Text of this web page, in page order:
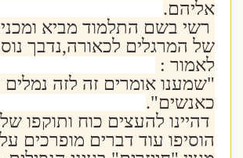
אליהם.
רשי בשם התלמוד מביא
של המרגלים לכאורה,נדבך
לאמור :
"שמענו אומרים זה לזה נמלים
כאנשים".
דהיינו להעצים כוח ותוקפו
הוסיפו עוד דברים מופרכים על